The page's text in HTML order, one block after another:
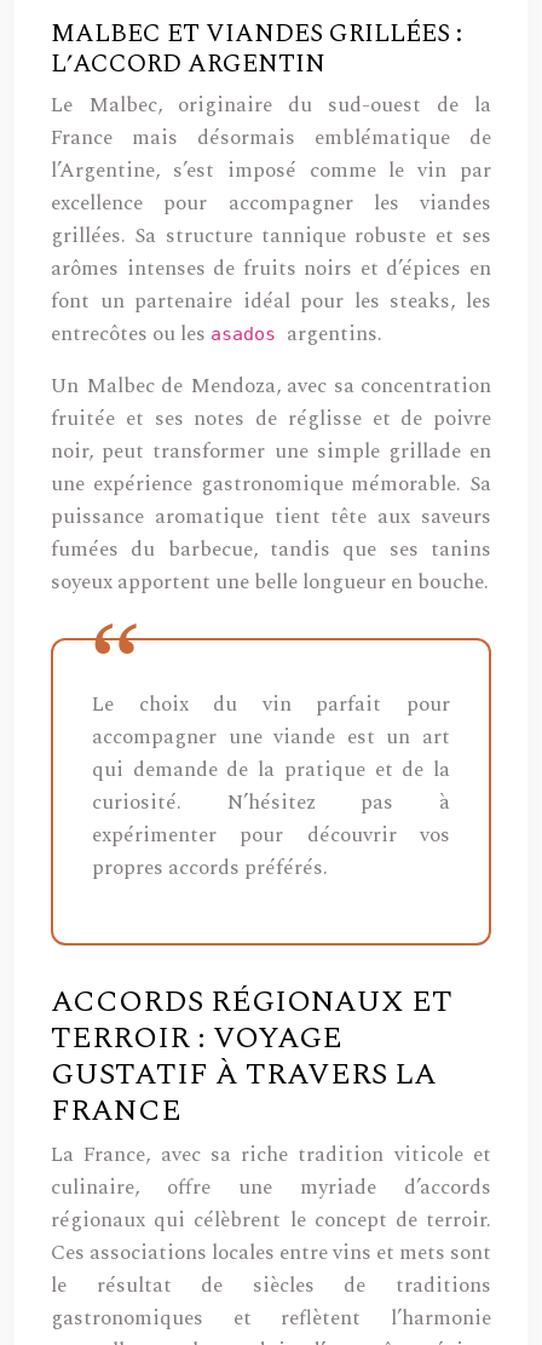
MALBEC ET VIANDES GRILLÉES :
L’ACCORD ARGENTIN
Le Malbec, originaire du sud-ouest de la
France mais désormais emblématique de
l’Argentine, s’est imposé comme le vin par
excellence pour accompagner les viandes
grillées. Sa structure tannique robuste et ses
arômes intenses de fruits noirs et d’épices en
font un partenaire idéal pour les steaks, les
entrecôtes ou les asados argentins.
Un Malbec de Mendoza, avec sa concentration
fruitée et ses notes de réglisse et de poivre
noir, peut transformer une simple grillade en
une expérience gastronomique mémorable. Sa
puissance aromatique tient tête aux saveurs
fumées du barbecue, tandis que ses tanins
soyeux apportent une belle longueur en bouche.
Le choix du vin parfait pour
accompagner une viande est un art
qui demande de la pratique et de la
curiosité. N’hésitez pas à
expérimenter pour découvrir vos
propres accords préférés.
ACCORDS RÉGIONAUX ET
TERROIR : VOYAGE
GUSTATIF À TRAVERS LA
FRANCE
La France, avec sa riche tradition viticole et
culinaire, offre une myriade d’accords
régionaux qui célèbrent le concept de terroir.
Ces associations locales entre vins et mets sont
le résultat de siècles de traditions
gastronomiques et reflètent l’harmonie